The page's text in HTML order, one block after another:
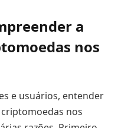
a
nos
e usuários, entender
nos